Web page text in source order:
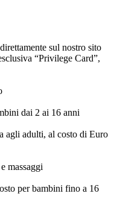
sul nostro sito
“Privilege Card”,
dai 2 ai 16 anni
agli adulti, al costo di Euro
massaggi
per bambini fino a 16